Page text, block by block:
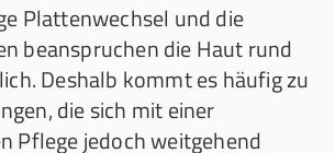
Plattenwechsel und die
beanspruchen die Haut rund
Deshalb kommt es häufig zu
die sich mit einer
Pflege jedoch weitgehend